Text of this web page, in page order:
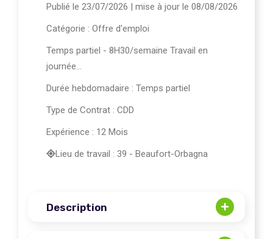
Publié le 23/07/2026 | mise à jour le 08/08/2026
Catégorie : Offre d'emploi
Temps partiel - 8H30/semaine Travail en
journée...
Durée hebdomadaire : Temps partiel
Type de Contrat : CDD
Expérience : 12 Mois
Lieu de travail : 39 - Beaufort-Orbagna
Description